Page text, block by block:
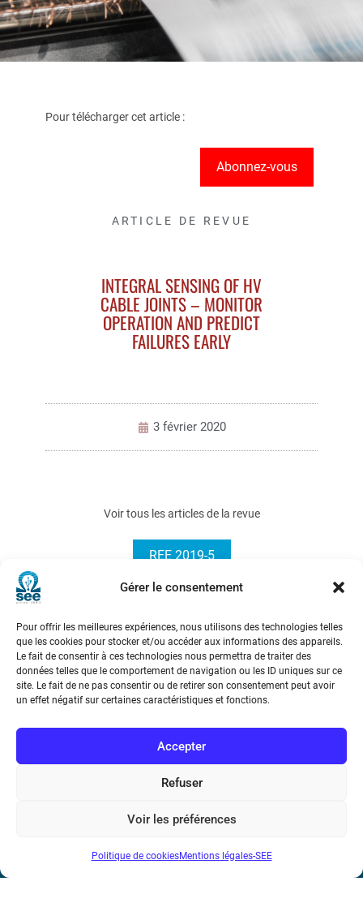
Gérer le consentement
Pour offrir les meilleures expériences, nous utilisons des technologies telles
que les cookies pour stocker et/ou accéder aux informations des appareils.
Le fait de consentir à ces technologies nous permettra de traiter des
données telles que le comportement de navigation ou les ID uniques sur ce
site. Le fait de ne pas consentir ou de retirer son consentement peut avoir
un effet négatif sur certaines caractéristiques et fonctions.
Accepter
Refuser
Voir les préférences
Politique de cookiesMentions légales-SEE
Pour télécharger cet article :
Abonnez-vous
ARTICLE DE REVUE
INTEGRAL SENSING OF HV
CABLE JOINTS – MONITOR
OPERATION AND PREDICT
FAILURES EARLY
3 février 2020
Voir tous les articles de la revue
REE 2019-5
Société de l’Electricité, de l’Electronique et des Technologies
75116 Paris
Téléphone : (+33) 1 56 90 37 17
N° de SIREN : 785 393 232, Code APE : 9412Z TVA intra-